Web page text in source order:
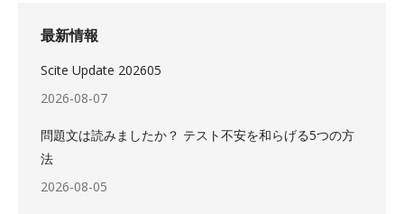
最新情報
Scite Update 202605
2026-08-07
問題文は読みましたか？ テスト不安を和らげる5つの方
法
2026-08-05